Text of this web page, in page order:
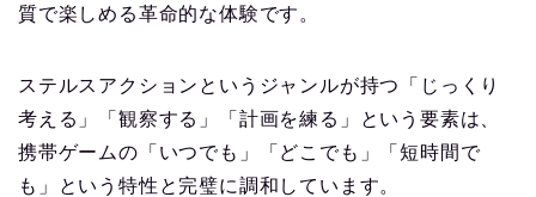
質で楽しめる革命的な体験です。
ステルスアクションというジャンルが持つ「じっくり
考える」「観察する」「計画を練る」という要素は、
携帯ゲームの「いつでも」「どこでも」「短時間で
も」という特性と完璧に調和しています。